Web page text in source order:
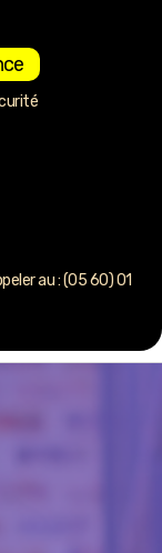
au : (05 60) 01